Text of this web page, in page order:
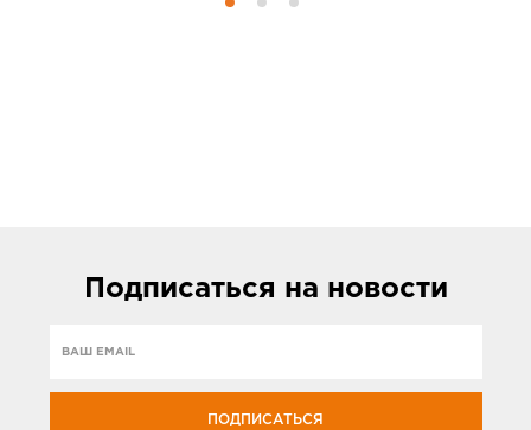
Подписаться на новости
ПОДПИСАТЬСЯ